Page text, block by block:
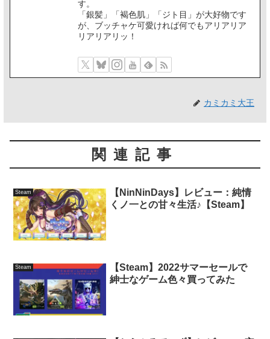
す。
「銀髪」「褐色肌」「ジト目」が大好物です
が、ブッチャケ可愛ければ何でもアリアリア
リアリアリッ！
カミカミ大王
関連記事
Steam
【NinNinDays】レビュー：純情
くノ一との甘々生活♪【Steam】
Steam
【Steam】2022サマーセールで
紳士なゲーム色々買ってみた